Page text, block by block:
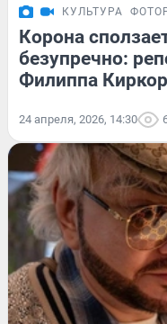
КУЛЬТУРА
Корона
безупречно:
Филиппа
24 апреля, 2026, 14:30